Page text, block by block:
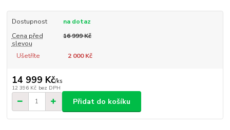
Dostupnost
na dotaz
Cena před
slevou
16 999 Kč
Ušetříte 2 000 Kč
14 999 Kč/ks
12 396 Kč bez DPH
Přidat do košíku